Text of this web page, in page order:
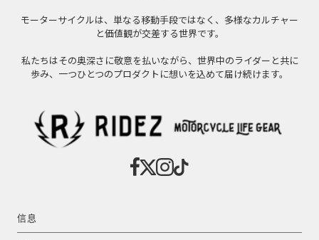
モーターサイクルは、単なる移動手段ではなく、多様なカルチャー
と価値観が交差する世界です。
私たちはその奥深さに敬意を払いながら、世界中のライダーと共に
歩み、一つひとつのプロダクトに想いを込めて届け続けます。
信息